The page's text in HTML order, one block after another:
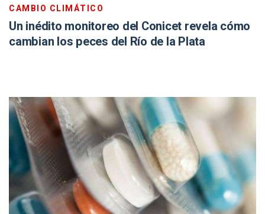
CAMBIO CLIMÁTICO
Un inédito monitoreo del Conicet revela cómo
cambian los peces del Río de la Plata